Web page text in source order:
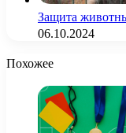
Защита
06.10.2024
Похожее